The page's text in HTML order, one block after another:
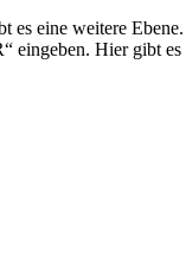
eine weitere
Hier gibt